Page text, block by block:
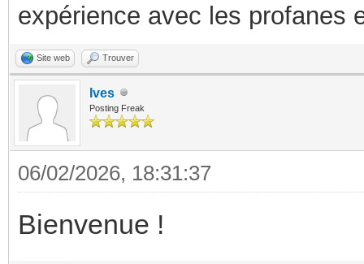
expérience avec les profanes
Site web Trouver
Ives
Posting Freak
06/02/2026, 18:31:37
Bienvenue !